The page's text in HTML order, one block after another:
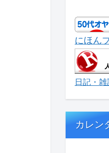
にほん
日記・
カレン